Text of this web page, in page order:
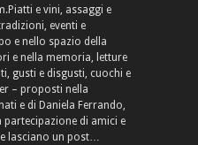
e vini, assaggi e
eventi e
e nello spazio della
e nella memoria, letture
gusti e disgusti, cuochi e
– proposti nella
e di Daniela Ferrando,
partecipazione di amici e
lasciano un post…